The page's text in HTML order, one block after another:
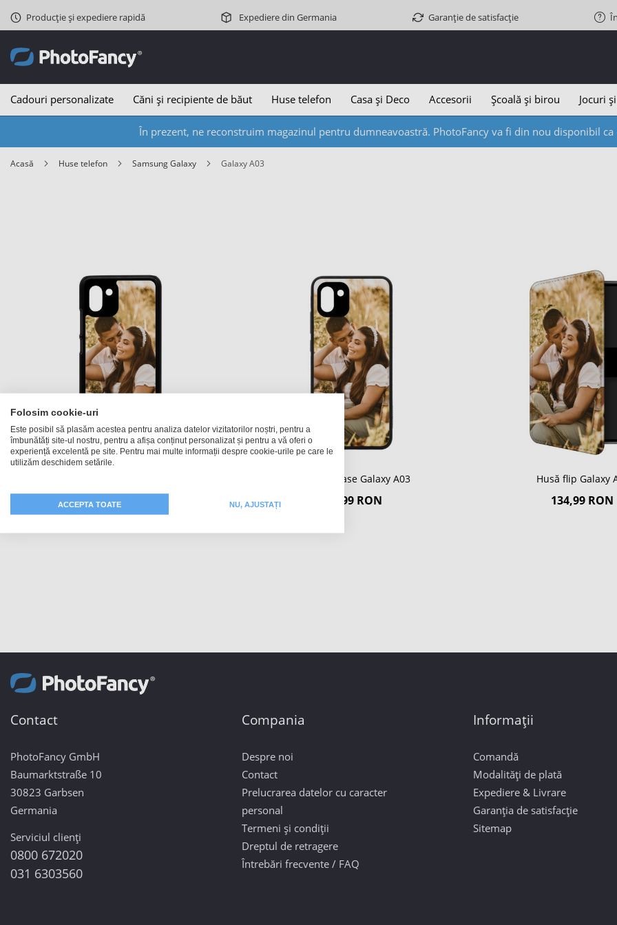
Producție și expediere rapidă Expediere din Germania Garanție de satisfacție
Cadouri personalizate Căni și recipiente de băut Huse telefon Casa și Deco Accesorii Școală și birou Jocuri
În prezent, ne reconstruim magazinul pentru dumneavoastră. PhotoFancy va fi din nou disponibil
Acasă Huse telefon Samsung Galaxy Galaxy A03
109,99 RON
Husă Softcase Galaxy A03
124,99 RON
Husă flip Galaxy
134,99 RON
Contact
PhotoFancy GmbH
Baumarktstraße 10
30823 Garbsen
Germania
Serviciul clienți
0800 672020
031 6303560
Compania
Despre noi
Contact
Prelucrarea datelor cu caracter
personal
Termeni și condiții
Dreptul de retragere
Întrebări frecvente / FAQ
Informații
Comandă
Modalități de plată
Expediere & Livrare
Garanția de satisfacție
Sitemap
Folosim cookie-uri
Este posibil să plasăm acestea pentru analiza datelor vizitatorilor noștri, pentru a
îmbunătăți site-ul nostru, pentru a afișa conținut personalizat și pentru a vă oferi o
experiență excelentă pe site. Pentru mai multe informații despre cookie-urile pe care le
utilizăm deschidem setările.
ACCEPTA TOATE NU, AJUSTAȚI